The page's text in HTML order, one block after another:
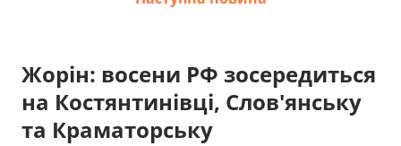
Жорін: восени РФ зосередиться
на Костянтинівці, Слов'янську
та Краматорську